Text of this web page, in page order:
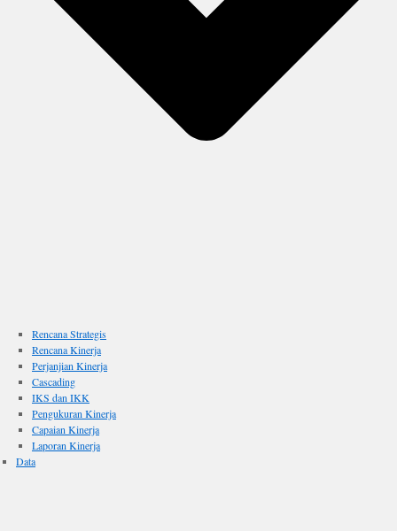
Rencana Strategis
Rencana Kinerja
Perjanjian Kinerja
Cascading
IKS dan IKK
Pengukuran Kinerja
Capaian Kinerja
Laporan Kinerja
Data